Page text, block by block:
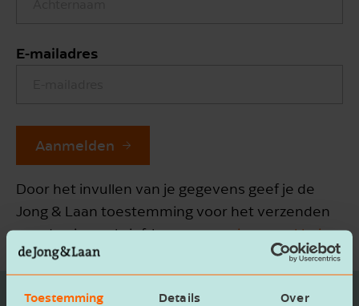
Toestemming Details Over
E-mailadres
Aanmelden
Door het invullen van je gegevens geef je de
Jong & Laan toestemming voor het verzenden
van de nieuwsbrief. Lees onzeprivacyverklaring.